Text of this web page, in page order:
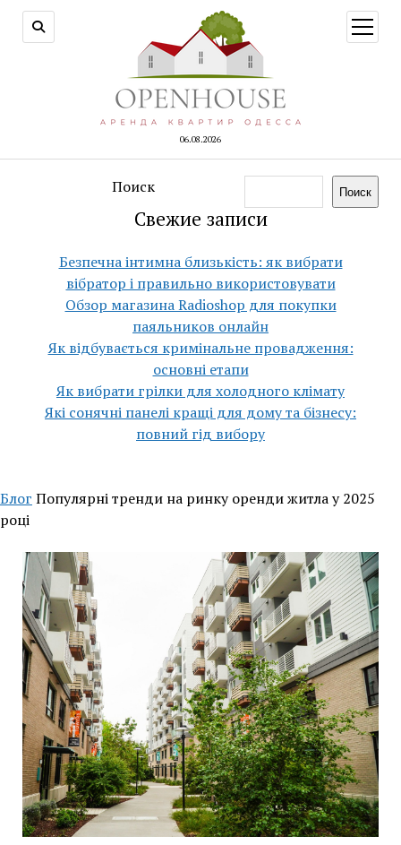
06.08.2026
меню
Поиск Поиск
Свежие записи
Безпечна інтимна близькість: як вибрати
вібратор і правильно використовувати
Обзор магазина Radioshop для покупки
паяльников онлайн
Як відбувається кримінальне провадження:
основні етапи
Як вибрати грілки для холодного клімату
Які сонячні панелі кращі для дому та бізнесу:
повний гід вибору
Блог Популярні тренди на ринку оренди житла у 2025
році